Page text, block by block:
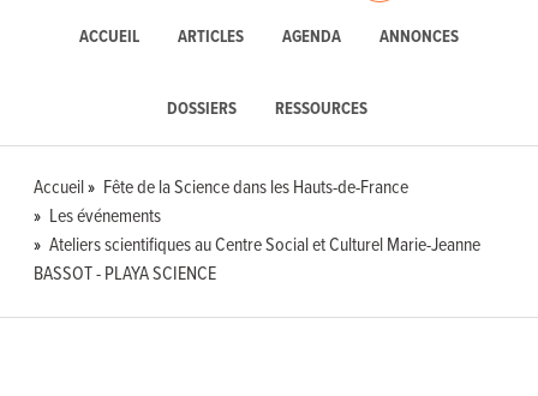
ACCUEIL ARTICLES AGENDA ANNONCES
DOSSIERS RESSOURCES
Accueil
Fête de la Science dans les Hauts-de-France
Les événements
Ateliers scientifiques au Centre Social et Culturel Marie-Jeanne
BASSOT - PLAYA SCIENCE